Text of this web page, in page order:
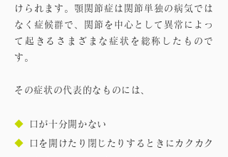
けられます。顎関節症は関節単独の病気では
なく症候群で、関節を中心として異常によっ
て起きるさまざまな症状を総称したもので
す。
その症状の代表的なものには、
◆ 口が十分開かない
◆ 口を開けたり閉じたりするときにカクカク